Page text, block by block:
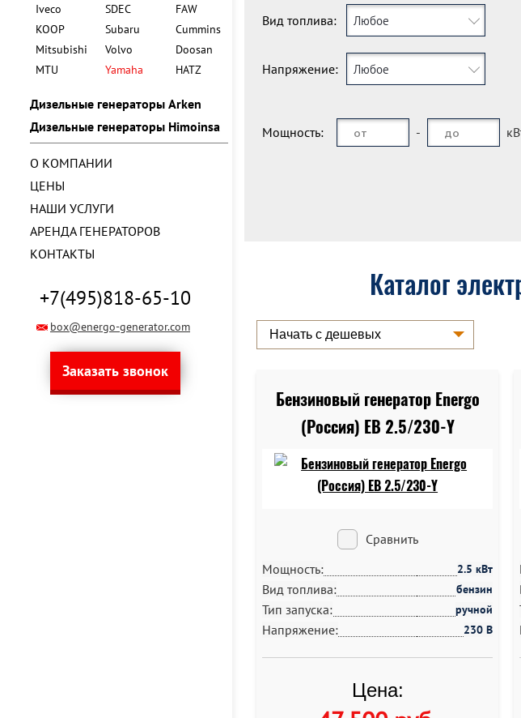
Iveco
KOOP
Mitsubishi
MTU
SDEC
Subaru
Volvo
Yamaha
FAW
Cummins
Doosan
HATZ
Дизельные генераторы Arken
Дизельные генераторы Himoinsa
О КОМПАНИИ
ЦЕНЫ
НАШИ УСЛУГИ
АРЕНДА ГЕНЕРАТОРОВ
КОНТАКТЫ
+7(495)818-65-10
box@energo-generator.com
Заказать звонок
Вид топлива: Любое
Напряжение: Любое
Мощность: -
Каталог
Бензиновый генератор Energo
(Россия) EB 2.5/230-Y
Сравнить
Мощность:
2.5 кВт
Вид топлива: бензин
Тип запуска: ручной
Напряжение: 230 В
Цена: